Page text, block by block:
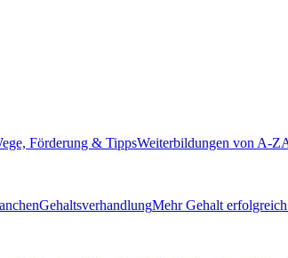
Förderung & TippsWeiterbildungen von A-Z
GehaltsverhandlungMehr Gehalt